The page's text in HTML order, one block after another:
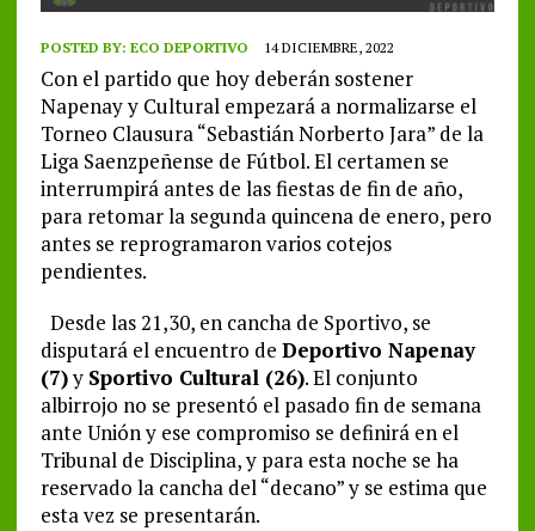
POSTED BY: ECO DEPORTIVO 14 DICIEMBRE, 2022
Con el partido que hoy deberán sostener
Napenay y Cultural empezará a normalizarse el
Torneo Clausura “Sebastián Norberto Jara” de la
Liga Saenzpeñense de Fútbol. El certamen se
interrumpirá antes de las fiestas de fin de año,
para retomar la segunda quincena de enero, pero
antes se reprogramaron varios cotejos
pendientes.
Desde las 21,30, en cancha de Sportivo, se
disputará el encuentro de Deportivo Napenay
(7)y Sportivo Cultural (26). El conjunto
albirrojo no se presentó el pasado fin de semana
ante Unión y ese compromiso se definirá en el
Tribunal de Disciplina, y para esta noche se ha
reservado la cancha del “decano” y se estima que
esta vez se presentarán.